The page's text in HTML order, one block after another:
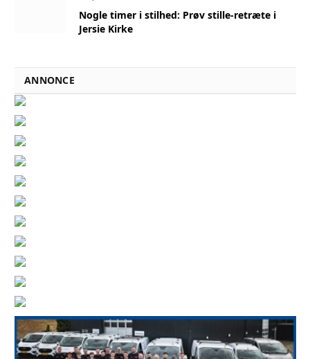
Nogle timer i stilhed: Prøv stille-retræte i
Jersie Kirke
ANNONCE